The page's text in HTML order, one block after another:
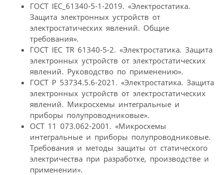
ГОСТ IEC_61340-5-1-2019. «Электростатика.
Защита электронных устройств от
электростатических явлений. Общие
требования».
ГОСТ IEC TR 61340-5-2. «Электростатика. Защита
электронных устройств от электростатических
явлений. Руководство по применению».
ГОСТ Р 53734.5.6-2021. «Электростатика. Защита
электронных устройств от электростатических
явлений. Микросхемы интегральные и
приборы полупроводниковые».
ОСТ 11 073.062-2001. «Микросхемы
интегральные и приборы полупроводниковые.
Требования и методы защиты от статического
электричества при разработке, производстве и
применении».